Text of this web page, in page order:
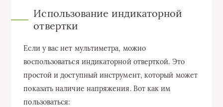
Использование индикаторной
отвертки
Если у вас нет мультиметра, можно
воспользоваться индикаторной отверткой. Это
простой и доступный инструмент, который может
показать наличие напряжения. Вот как им
пользоваться: